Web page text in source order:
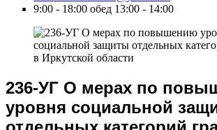
9:00 - 18:00 обед 13:00 - 14:00
236-УГ О мерах по
уровня социальной